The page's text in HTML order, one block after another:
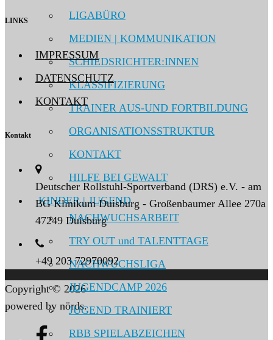
LIGABÜRO
MEDIEN | KOMMUNIKATION
SCHIEDSRICHTER:INNEN
KLASSIFIZIERUNG
TRAINER AUS-UND FORTBILDUNG
ORGANISATIONSSTRUKTUR
KONTAKT
HILFE BEI GEWALT
KINDER | JUGEND
NACHWUCHSARBEIT
TRY OUT und TALENTTAGE
NACHWUCHSLIGA
JUGENDCAMP 2026
JUGEND TRAINIERT
RBB SPIELABZEICHEN
LINKS
IMPRESSUM
DATENSCHUTZ
KONTAKT
Kontakt
Deutscher Rollstuhl-Sportverband (DRS) e.V. - am
BG Klinikum Duisburg - Großenbaumer Allee 270a
47249 Duisburg
+49 203 72970092
Copyright © 2026
powered by nörds.